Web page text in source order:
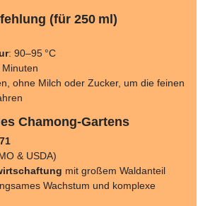
(für 250 ml)
: 90–95 °C
ohne Milch oder Zucker, um die feinen
Chamong-Gartens
& USDA)
mit großem Waldanteil
Wachstum und komplexe